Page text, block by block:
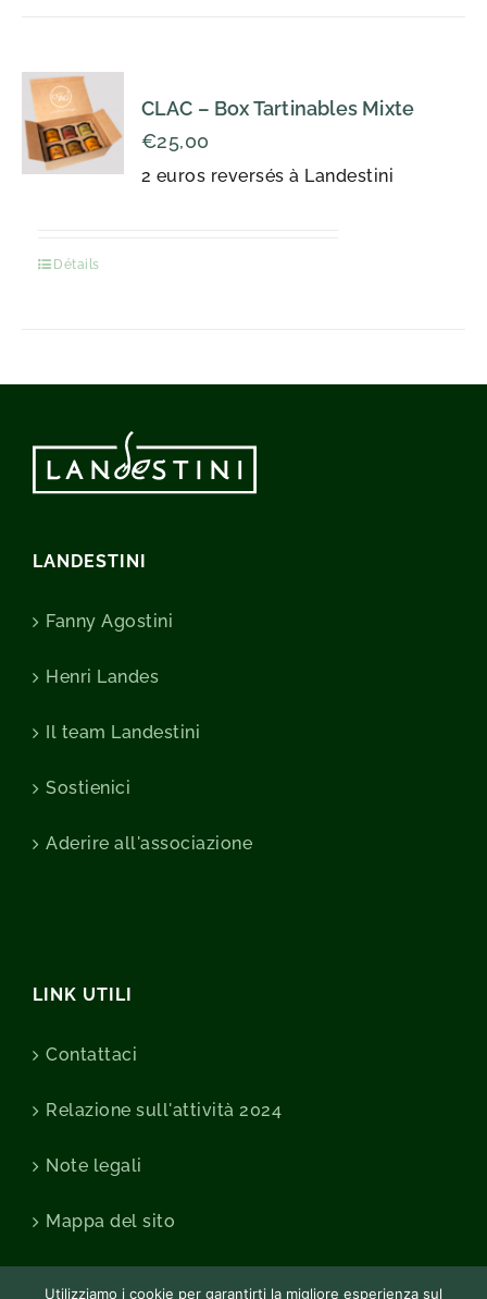
CLAC – Box Tartinables Mixte
2 euros reversés à Landestini
€25,00
Détails
LANDESTINI
Fanny Agostini
Henri Landes
Il team Landestini
Sostienici
Aderire all'associazione
LINK UTILI
Contattaci
Relazione sull'attività 2024
Note legali
Mappa del sito
Utilizziamo i cookie per garantirti la migliore esperienza sul